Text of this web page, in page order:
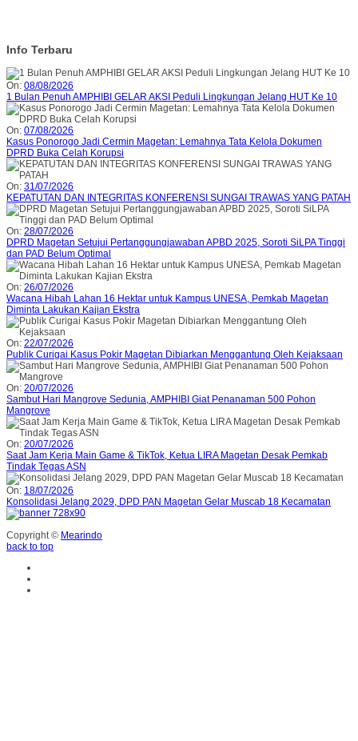
Info Terbaru
On: 08/08/2026
1 Bulan Penuh AMPHIBI GELAR AKSI Peduli Lingkungan Jelang HUT Ke 10
On: 07/08/2026
Kasus Ponorogo Jadi Cermin Magetan: Lemahnya Tata Kelola Dokumen
DPRD Buka Celah Korupsi
On: 31/07/2026
KEPATUTAN DAN INTEGRITAS KONFERENSI SUNGAI TRAWAS YANG PATAH
On: 28/07/2026
DPRD Magetan Setujui Pertanggungjawaban APBD 2025, Soroti SiLPA Tinggi
dan PAD Belum Optimal
On: 26/07/2026
Wacana Hibah Lahan 16 Hektar untuk Kampus UNESA, Pemkab Magetan
Diminta Lakukan Kajian Ekstra
On: 22/07/2026
Publik Curigai Kasus Pokir Magetan Dibiarkan Menggantung Oleh Kejaksaan
On: 20/07/2026
Sambut Hari Mangrove Sedunia, AMPHIBI Giat Penanaman 500 Pohon
Mangrove
On: 20/07/2026
Saat Jam Kerja Main Game & TikTok, Ketua LIRA Magetan Desak Pemkab
Tindak Tegas ASN
On: 18/07/2026
Konsolidasi Jelang 2029, DPD PAN Magetan Gelar Muscab 18 Kecamatan
Copyright © Mearindo
back to top